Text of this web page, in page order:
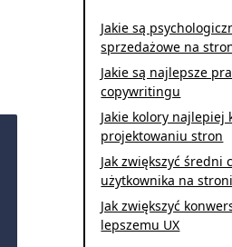
Jakie są
sprzedażowe na
Jakie są najlepsze
copywritingu
Jakie kolory najlepiej
projektowaniu stron
Jak zwiększyć średni
użytkownika na
Jak zwiększyć
lepszemu UX